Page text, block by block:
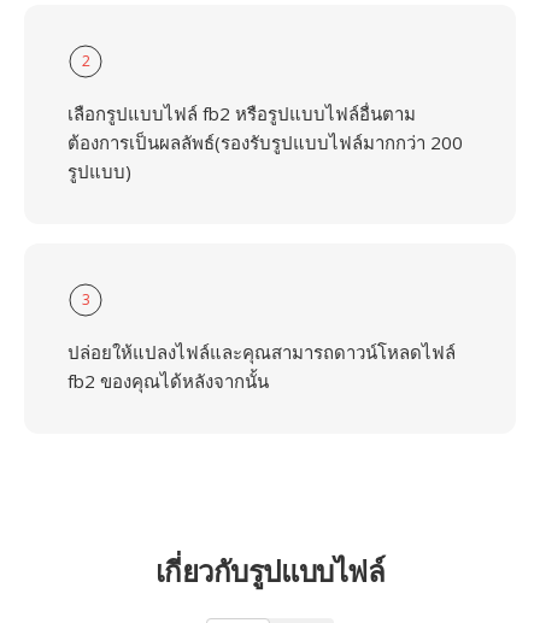
2
เลือกรูปแบบไฟล์ fb2 หรือรูปแบบไฟล์อื่นตาม
ต้องการเป็นผลลัพธ์(รองรับรูปแบบไฟล์มากกว่า 200
รูปแบบ)
3
ปล่อยให้แปลงไฟล์และคุณสามารถดาวน์โหลดไฟล์
fb2 ของคุณได้หลังจากนั้น
เกี่ยวกับรูปแบบไฟล์